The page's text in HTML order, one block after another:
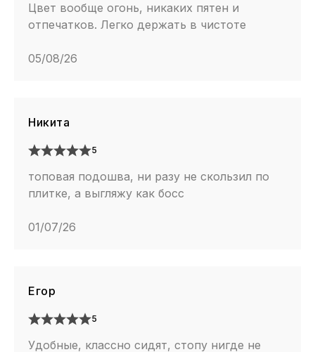
Цвет вообще огонь, никаких пятен и
отпечатков. Легко держать в чистоте
05/08/26
Никита
5
топовая подошва, ни разу не скользил по
плитке, а выгляжу как босс
01/07/26
Егор
5
Удобные, классно сидят, стопу нигде не